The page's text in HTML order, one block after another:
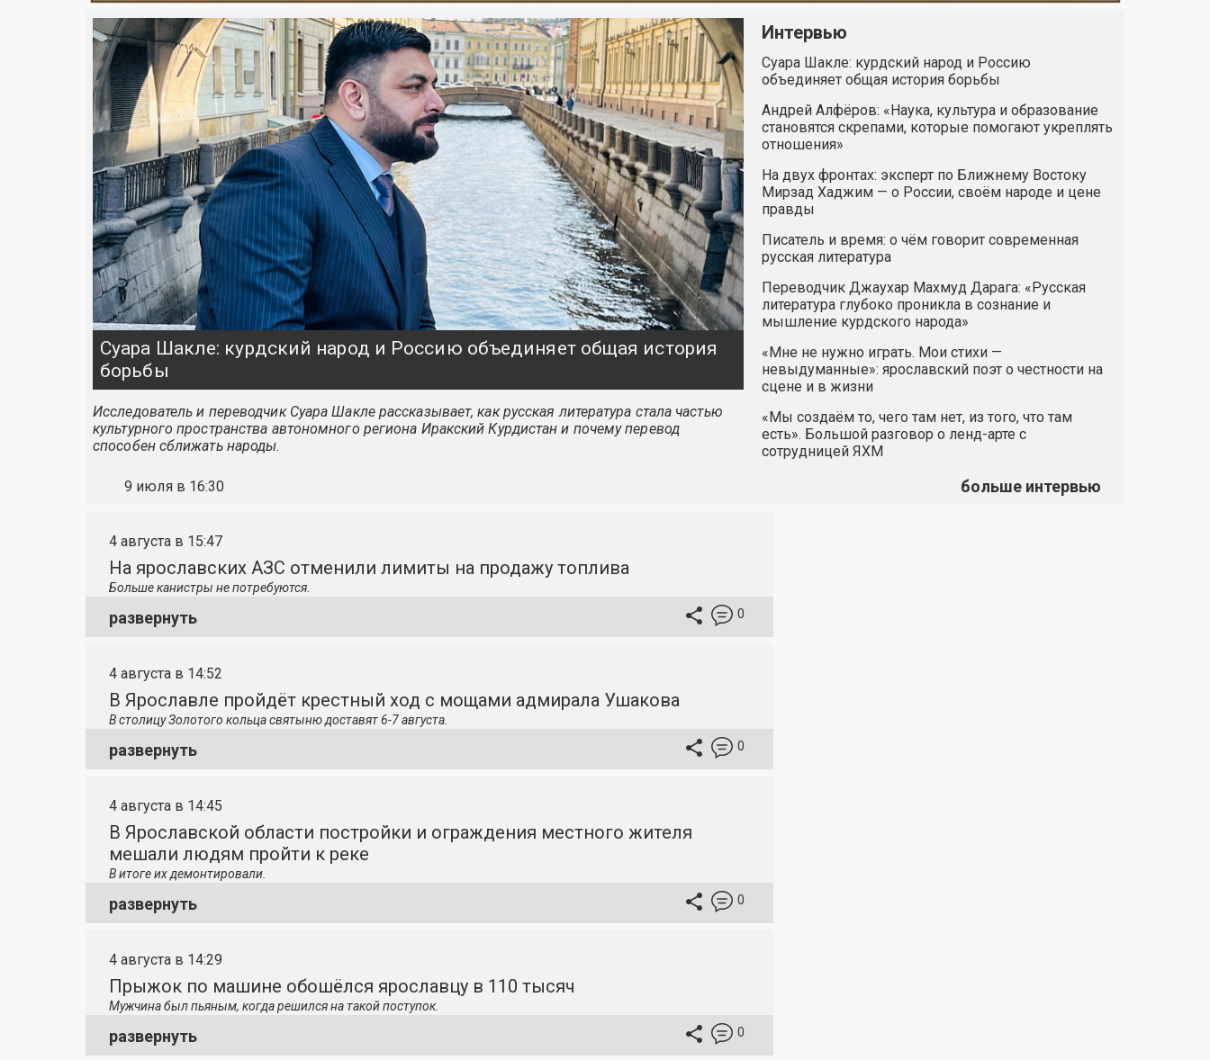
Суара Шакле: курдский народ и Россию объединяет общая история
борьбы
Исследователь и переводчик Суара Шакле рассказывает, как русская литература стала частью
культурного пространства автономного региона Иракский Курдистан и почему перевод
способен сближать народы.
9 июля в 16:30
Интервью
Суара Шакле: курдский народ и Россию
объединяет общая история борьбы
Андрей Алфёров: «Наука, культура и образование
становятся скрепами, которые помогают укреплять
отношения»
На двух фронтах: эксперт по Ближнему Востоку
Мирзад Хаджим — о России, своём народе и цене
правды
Писатель и время: о чём говорит современная
русская литература
Переводчик Джаухар Махмуд Дарага: «Русская
литература глубоко проникла в сознание и
мышление курдского народа»
«Мне не нужно играть. Мои стихи —
невыдуманные»: ярославский поэт о честности на
сцене и в жизни
«Мы создаём то, чего там нет, из того, что там
есть». Большой разговор о ленд-арте с
сотрудницей ЯХМ
больше интервью
4 августа в 15:47
На ярославских АЗС отменили лимиты на продажу топлива
Больше канистры не потребуются.
развернуть 0
4 августа в 14:52
В Ярославле пройдёт крестный ход с мощами адмирала Ушакова
В столицуЗолотого кольца святыню доставят 6-7 августа.
развернуть 0
4 августа в 14:45
В Ярославской области постройки и ограждения местного жителя
мешали людям пройти к реке
В итоге их демонтировали.
развернуть 0
4 августа в 14:29
Прыжок по машине обошёлся ярославцу в 110 тысяч
Мужчина был пьяным, когда решился на такой поступок.
развернуть 0